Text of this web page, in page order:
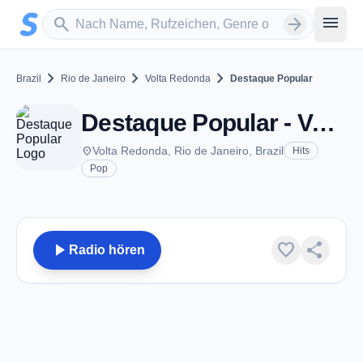
Zum Hauptinhalt springen
search
Sender suchen arrow_forward menu
Brazil chevron_right Rio de Janeiro chevron_right Volta Redonda chevron_right Destaque Popular
Destaque Popular - Volta Redonda
placeVolta Redonda, Rio de Janeiro, Brazil
Hits
Pop
play_arrow Radio hören favorite share